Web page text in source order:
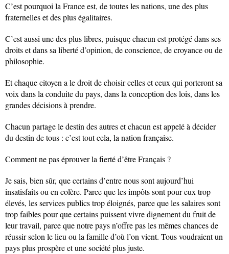
C’est pourquoi la France est, de toutes les nations, une des plus
fraternelles et des plus égalitaires.
C’est aussi une des plus libres, puisque chacun est protégé dans ses
droits et dans sa liberté d’opinion, de conscience, de croyance ou de
philosophie.
Et chaque citoyen a le droit de choisir celles et ceux qui porteront sa
voix dans la conduite du pays, dans la conception des lois, dans les
grandes décisions à prendre.
Chacun partage le destin des autres et chacun est appelé à décider
du destin de tous : c’est tout cela, la nation française.
Comment ne pas éprouver la fierté d’être Français ?
Je sais, bien sûr, que certains d’entre nous sont aujourd’hui
insatisfaits ou en colère. Parce que les impôts sont pour eux trop
élevés, les services publics trop éloignés, parce que les salaires sont
trop faibles pour que certains puissent vivre dignement du fruit de
leur travail, parce que notre pays n’offre pas les mêmes chances de
réussir selon le lieu ou la famille d’où l’on vient. Tous voudraient un
pays plus prospère et une société plus juste.